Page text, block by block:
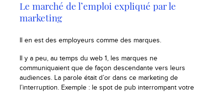
Le marché de l’emploi expliqué par le
marketing
Il en est des employeurs comme des marques.
Il y a peu, au temps du web 1, les marques ne
communiquaient que de façon descendante vers leurs
audiences. La parole était d’or dans ce marketing de
l’interruption. Exemple : le spot de pub interrompant votre